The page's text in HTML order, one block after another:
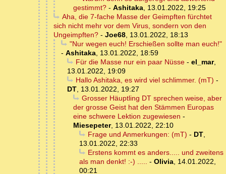
gestimmt? - Ashitaka, 13.01.2022, 19:25
Aha, die 7-fache Masse der Geimpften fürchtet
sich nicht mehr vor dem Virus, sondern von den
Ungeimpften? - Joe68, 13.01.2022, 18:13
"Nur wegen euch! Erschießen sollte man euch!"
- Ashitaka, 13.01.2022, 18:59
Für die Masse nur ein paar Nüsse- el_mar,
13.01.2022, 19:09
Hallo Ashitaka, es wird viel schlimmer. (mT) -
DT, 13.01.2022, 19:27
Grosser Häuptling DT sprechen weise, aber
der grosse Geist hat den Stämmen Europas
eine schwere Lektion zugewiesen -
Miesepeter, 13.01.2022, 22:10
Frage und Anmerkungen: (mT) - DT,
13.01.2022, 22:33
Erstens kommt es anders..... und zweitens
als man denkt! :-) ..... - Olivia, 14.01.2022,
00:21